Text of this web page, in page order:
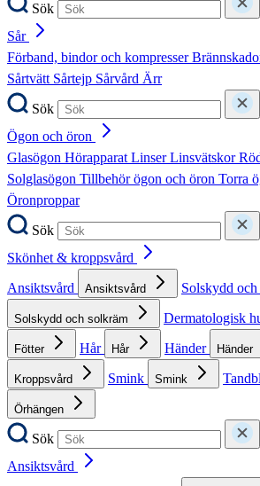
Sök
Sår
Förband, bindor och kompresser
Sårtvätt Sårtejp Sårvård Ärr
Sök
Ögon och öron
Glasögon HörapparatLinserLinsvätskor
Solglasögon Tillbehör ögon och öron Torra
Öronproppar
Sök
Skönhet & kroppsvård
Ansiktsvård
Ansiktsvård Solskydd
Solskydd och solkräm Dermatologisk
Fötter Hår Hår Händer Händer
Kroppsvård Smink Smink
Örhängen
Sök
Ansiktsvård